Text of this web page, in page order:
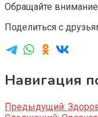
Обращайте внимание
Поделиться с
Навигация
Предыдущий: